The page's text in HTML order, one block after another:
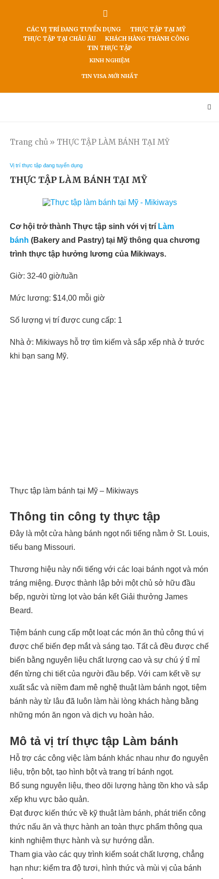
CÁC VỊ TRÍ ĐANG TUYỂN DỤNG
THỰC TẬP TẠI MỸ
THỰC TẬP TẠI CHÂU ÂU
KHÁCH HÀNG THÀNH CÔNG
TIN THỰC TẬP
KINH NGHIỆM
TIN VISA MỚI NHẤT
Trang chủ » THỰC TẬP LÀM BÁNH TẠI MỸ
Vị trí thực tập đang tuyển dụng
THỰC TẬP LÀM BÁNH TẠI MỸ
Cơ hội trở thành Thực tập sinh với vị trí Làm
bánh (Bakery and Pastry) tại Mỹ thông qua chương
trình thực tập hưởng lương của Mikiways.
Giờ: 32-40 giờ/tuần
Mức lương: $14,00 mỗi giờ
Số lượng vị trí được cung cấp: 1
Nhà ở: Mikiways hỗ trợ tìm kiếm và sắp xếp nhà ở trước
khi bạn sang Mỹ.
Thực tập làm bánh tại Mỹ – Mikiways
Thông tin công ty thực tập
Đây là một cửa hàng bánh ngọt nổi tiếng nằm ở St. Louis,
tiểu bang Missouri.
Thương hiệu này nổi tiếng với các loại bánh ngọt và món
tráng miệng. Được thành lập bởi một chủ sở hữu đầu
bếp, người từng lọt vào bán kết Giải thưởng James
Beard.
Tiệm bánh cung cấp một loạt các món ăn thủ công thú vị
được chế biến đẹp mắt và sáng tạo. Tất cả đều được chế
biến bằng nguyên liệu chất lượng cao và sự chú ý tỉ mỉ
đến từng chi tiết của người đầu bếp. Với cam kết về sự
xuất sắc và niềm đam mê nghệ thuật làm bánh ngọt, tiệm
bánh này từ lâu đã luôn làm hài lòng khách hàng bằng
những món ăn ngon và dịch vụ hoàn hảo.
Mô tả vị trí thực tập Làm bánh
Hỗ trợ các công việc làm bánh khác nhau như đo nguyên
liệu, trộn bột, tạo hình bột và trang trí bánh ngọt.
Bổ sung nguyên liệu, theo dõi lượng hàng tồn kho và sắp
xếp khu vực bảo quản.
Đạt được kiến thức về kỹ thuật làm bánh, phát triển công
thức nấu ăn và thực hành an toàn thực phẩm thông qua
kinh nghiệm thực hành và sự hướng dẫn.
Tham gia vào các quy trình kiểm soát chất lượng, chẳng
hạn như: kiểm tra độ tươi, hình thức và mùi vị của bánh